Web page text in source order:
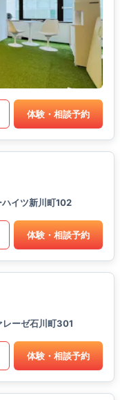
体験・相談予約
イツ新川町102
体験・相談予約
ーゼ石川町301
体験・相談予約